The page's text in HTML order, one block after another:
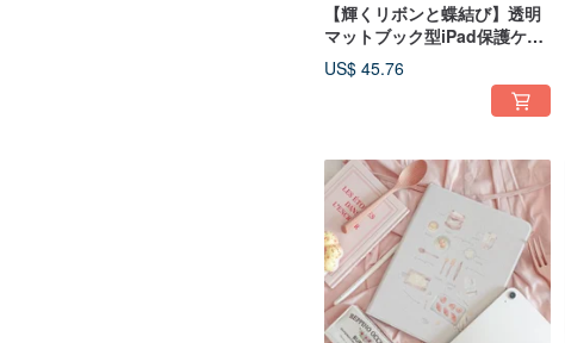
【輝くリボンと蝶結び】透明
マットブック型iPad保護ケー
ス
US$ 45.76